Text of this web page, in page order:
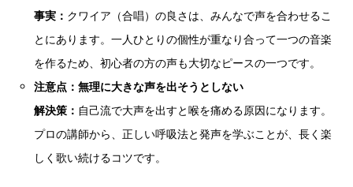
事実： クワイア（合唱）の良さは、みんなで声を合わせるこ
とにあります。一人ひとりの個性が重なり合って一つの音楽
を作るため、初心者の方の声も大切なピースの一つです。
注意点：無理に大きな声を出そうとしない
解決策： 自己流で大声を出すと喉を痛める原因になります。
プロの講師から、正しい呼吸法と発声を学ぶことが、長く楽
しく歌い続けるコツです。